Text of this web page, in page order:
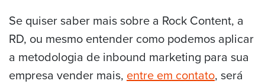
Se quiser saber mais sobre a Rock Content, a
RD, ou mesmo entender como podemos aplicar
a metodologia de inbound marketing para sua
empresa vender mais, entre em contato, será